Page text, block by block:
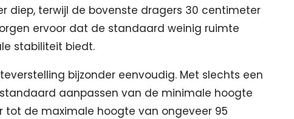
diep, terwijl de bovenste dragers 30 centimeter
ervoor dat de standaard weinig ruimte
stabiliteit biedt.
bijzonder eenvoudig. Met slechts een
aanpassen van de minimale hoogte
de maximale hoogte van ongeveer 95